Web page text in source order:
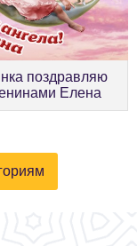
поздравляю
Елена